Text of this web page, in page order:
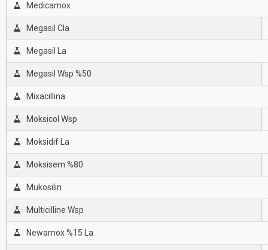
Medicamox
Megasil Cla
Megasil La
Megasil Wsp %50
Mixacillina
Moksicol Wsp
Moksidif La
Moksisem %80
Mukosilin
Multicilline Wsp
Newamox %15 La